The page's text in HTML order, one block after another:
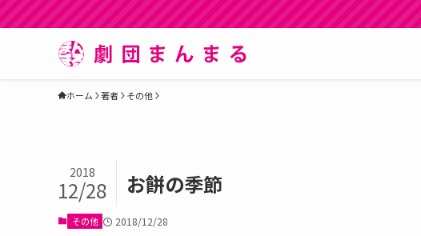
ホーム 著者 その他
お餅の季節
2018
12/28
その他 2018/12/28